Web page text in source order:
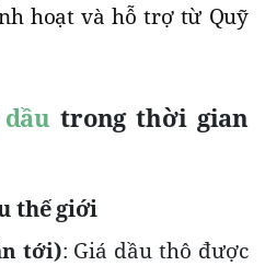
hoạt và hỗ trợ từ Quỹ
trong thời gian
thế giới
tới): Giá dầu thô được